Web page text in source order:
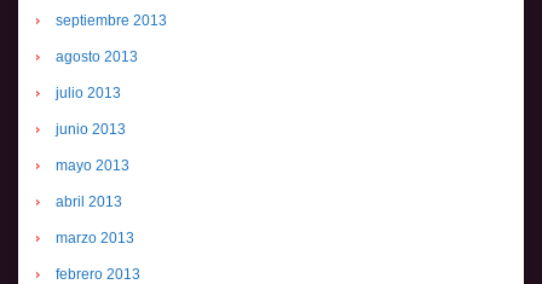
septiembre 2013
agosto 2013
julio 2013
junio 2013
mayo 2013
abril 2013
marzo 2013
febrero 2013